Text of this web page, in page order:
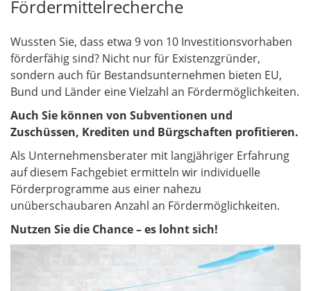
Fördermittelrecherche
Wussten Sie, dass etwa 9 von 10 Investitionsvorhaben
förderfähig sind? Nicht nur für Existenzgründer,
sondern auch für Bestandsunternehmen bieten EU,
Bund und Länder eine Vielzahl an Fördermöglichkeiten.
Auch Sie können von Subventionen und
Zuschüssen, Krediten und Bürgschaften profitieren.
Als Unternehmensberater mit langjähriger Erfahrung
auf diesem Fachgebiet ermitteln wir individuelle
Förderprogramme aus einer nahezu
unüberschaubaren Anzahl an Fördermöglichkeiten.
Nutzen Sie die Chance – es lohnt sich!